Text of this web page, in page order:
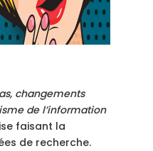
changements
de l’information
faisant la
de recherche.